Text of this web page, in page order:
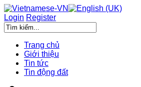
Login Register
Trang chủ
Giới thiệu
Tin tức
Tin động đất